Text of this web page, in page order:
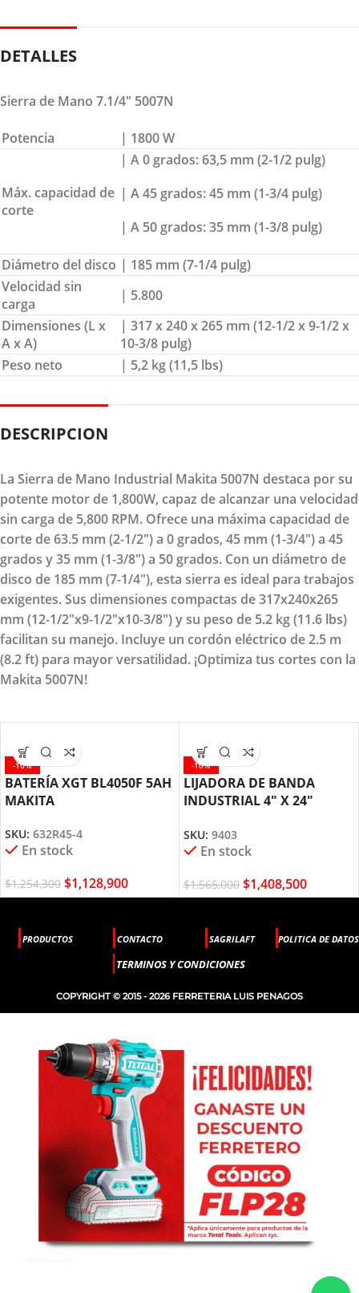
DETALLES
Sierra de Mano 7.1/4″ 5007N
Potencia | 1800 W
Máx. capacidad de
corte
| A 0 grados: 63,5 mm (2-1/2 pulg)
| A 45 grados: 45 mm (1-3/4 pulg)
| A 50 grados: 35 mm (1-3/8 pulg)
Diámetro del disco | 185 mm (7-1/4 pulg)
Velocidad sin
carga
| 5.800
Dimensiones (L x
A x A)
| 317 x 240 x 265 mm (12-1/2 x 9-1/2 x
10-3/8 pulg)
Peso neto
| 5,2 kg (11,5 lbs)
DESCRIPCION
La Sierra de Mano Industrial Makita 5007N destaca por su
potente motor de 1,800W, capaz de alcanzar una velocidad
sin carga de 5,800 RPM. Ofrece una máxima capacidad de
corte de 63.5 mm (2-1/2") a 0 grados, 45 mm (1-3/4") a 45
grados y 35 mm (1-3/8") a 50 grados. Con un diámetro de
disco de 185 mm (7-1/4"), esta sierra es ideal para trabajos
exigentes. Sus dimensiones compactas de 317x240x265
mm (12-1/2"x9-1/2"x10-3/8") y su peso de 5.2 kg (11.6 lbs)
facilitan su manejo. Incluye un cordón eléctrico de 2.5 m
(8.2 ft) para mayor versatilidad. ¡Optimiza tus cortes con la
Makita 5007N!
-10%
BATERÍA XGT BL4050F 5AH
MAKITA
SKU: 632R45-4
En stock
$1,254,300 $1,128,900
-10%
LIJADORA DE BANDA
INDUSTRIAL 4″ X 24″
SKU: 9403
En stock
$1,565,000 $1,408,500
PRODUCTOS CONTACTO SAGRILAFT POLITICA DE DATOS
TERMINOS Y CONDICIONES
COPYRIGHT © 2015 - 2026 FERRETERIA LUIS PENAGOS